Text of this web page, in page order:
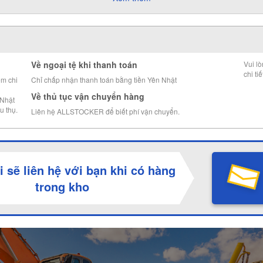
chi
thụ.
Về ngoại tệ khi thanh toán
Chỉ chấp nhận thanh toán bằng tiền Yên Nhật
Về thủ tục vận chuyển hàng
Liên hệ ALLSTOCKER để biết phí vận chuyển.
Vui
chi
sẽ liên hệ với bạn khi có hàng
trong kho